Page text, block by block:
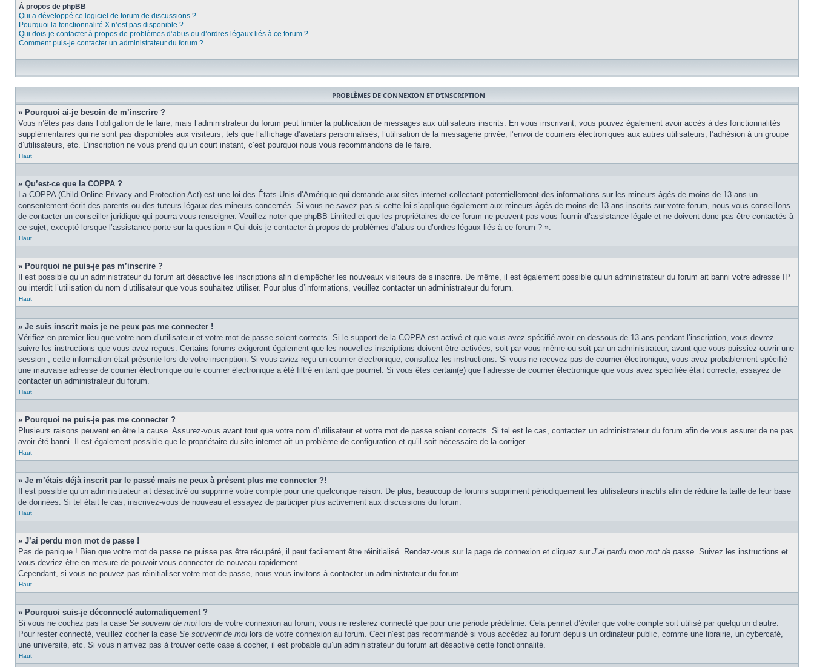
À propos de phpBB
Qui a développé ce logiciel de forum de discussions ?
Pourquoi la fonctionnalité X n’est pas disponible ?
Qui dois-je contacter à propos de problèmes d’abus ou d’ordres légaux liés à ce forum ?
Comment puis-je contacter un administrateur du forum ?
PROBLÈMES DE CONNEXION ET D’INSCRIPTION
» Pourquoi ai-je besoin de m’inscrire ?
Vous n’êtes pas dans l’obligation de le faire, mais l’administrateur du forum peut limiter la publication de messages aux utilisateurs inscrits. En vous inscrivant, vous pouvez également avoir accès à des fonctionnalités
supplémentaires qui ne sont pas disponibles aux visiteurs, tels que l’affichage d’avatars personnalisés, l’utilisation de la messagerie privée, l’envoi de courriers électroniques aux autres utilisateurs, l’adhésion à un groupe
d’utilisateurs, etc. L’inscription ne vous prend qu’un court instant, c’est pourquoi nous vous recommandons de le faire.
Haut
» Qu’est-ce que la COPPA ?
La COPPA (Child Online Privacy and Protection Act) est une loi des États-Unis d’Amérique qui demande aux sites internet collectant potentiellement des informations sur les mineurs âgés de moins de 13 ans un
consentement écrit des parents ou des tuteurs légaux des mineurs concernés. Si vous ne savez pas si cette loi s’applique également aux mineurs âgés de moins de 13 ans inscrits sur votre forum, nous vous conseillons
de contacter un conseiller juridique qui pourra vous renseigner. Veuillez noter que phpBB Limited et que les propriétaires de ce forum ne peuvent pas vous fournir d’assistance légale et ne doivent donc pas être contactés à
ce sujet, excepté lorsque l’assistance porte sur la question « Qui dois-je contacter à propos de problèmes d’abus ou d’ordres légaux liés à ce forum ? ».
Haut
» Pourquoi ne puis-je pas m’inscrire ?
Il est possible qu’un administrateur du forum ait désactivé les inscriptions afin d’empêcher les nouveaux visiteurs de s’inscrire. De même, il est également possible qu’un administrateur du forum ait banni votre adresse IP
ou interdit l’utilisation du nom d’utilisateur que vous souhaitez utiliser. Pour plus d’informations, veuillez contacter un administrateur du forum.
Haut
» Je suis inscrit mais je ne peux pas me connecter !
Vérifiez en premier lieu que votre nom d’utilisateur et votre mot de passe soient corrects. Si le support de la COPPA est activé et que vous avez spécifié avoir en dessous de 13 ans pendant l’inscription, vous devrez
suivre les instructions que vous avez reçues. Certains forums exigeront également que les nouvelles inscriptions doivent être activées, soit par vous-même ou soit par un administrateur, avant que vous puissiez ouvrir une
session ; cette information était présente lors de votre inscription. Si vous aviez reçu un courrier électronique, consultez les instructions. Si vous ne recevez pas de courrier électronique, vous avez probablement spécifié
une mauvaise adresse de courrier électronique ou le courrier électronique a été filtré en tant que pourriel. Si vous êtes certain(e) que l’adresse de courrier électronique que vous avez spécifiée était correcte, essayez de
contacter un administrateur du forum.
Haut
» Pourquoi ne puis-je pas me connecter ?
Plusieurs raisons peuvent en être la cause. Assurez-vous avant tout que votre nom d’utilisateur et votre mot de passe soient corrects. Si tel est le cas, contactez un administrateur du forum afin de vous assurer de ne pas
avoir été banni. Il est également possible que le propriétaire du site internet ait un problème de configuration et qu’il soit nécessaire de la corriger.
Haut
» Je m’étais déjà inscrit par le passé mais ne peux à présent plus me connecter ?!
Il est possible qu’un administrateur ait désactivé ou supprimé votre compte pour une quelconque raison. De plus, beaucoup de forums suppriment périodiquement les utilisateurs inactifs afin de réduire la taille de leur base
de données. Si tel était le cas, inscrivez-vous de nouveau et essayez de participer plus activement aux discussions du forum.
Haut
» J’ai perdu mon mot de passe !
Pas de panique ! Bien que votre mot de passe ne puisse pas être récupéré, il peut facilement être réinitialisé. Rendez-vous sur la page de connexion et cliquez sur J’ai perdu mon mot de passe. Suivez les instructions et
vous devriez être en mesure de pouvoir vous connecter de nouveau rapidement.
Cependant, si vous ne pouvez pas réinitialiser votre mot de passe, nous vous invitons à contacter un administrateur du forum.
Haut
» Pourquoi suis-je déconnecté automatiquement ?
Si vous ne cochez pas la case Se souvenir de moi lors de votre connexion au forum, vous ne resterez connecté que pour une période prédéfinie. Cela permet d’éviter que votre compte soit utilisé par quelqu’un d’autre.
Pour rester connecté, veuillez cocher la case Se souvenir de moi lors de votre connexion au forum. Ceci n’est pas recommandé si vous accédez au forum depuis un ordinateur public, comme une librairie, un cybercafé,
une université, etc. Si vous n’arrivez pas à trouver cette case à cocher, il est probable qu’un administrateur du forum ait désactivé cette fonctionnalité.
Haut